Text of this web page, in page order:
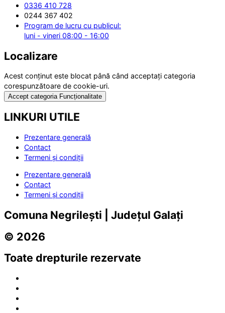
0336 410 728
0244 367 402
Program de lucru cu publicul:
luni - vineri 08:00 - 16:00
Localizare
Acest conținut este blocat până când acceptați categoria
corespunzătoare de cookie-uri.
Accept categoria Funcționalitate
LINKURI UTILE
Prezentare generală
Contact
Termeni și condiții
Prezentare generală
Contact
Termeni și condiții
Comuna Negrilești | Județul Galați
© 2026
Toate drepturile rezervate